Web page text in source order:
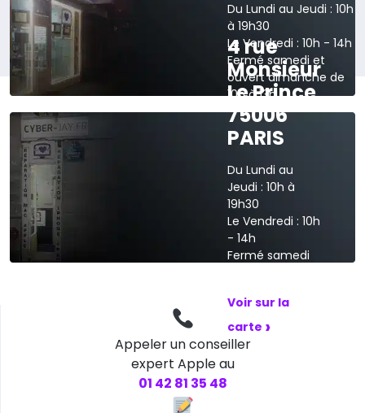
Du Lundi au Jeudi : 10h
à 19h30
Le Vendredi : 10h - 14h
Fermé samedi et
ouvert dimanche de
10h à 13h
Voir sur la carte
4 rue
Monsieur
Le Prince
75006
PARIS
Du Lundi au
Jeudi : 10h à
19h30
Le Vendredi : 10h
- 14h
Fermé samedi
Voir sur la
carte ›
Appeler un conseiller
expert Apple au
01 42 81 35 48